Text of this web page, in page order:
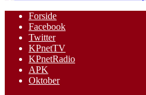
Forside
Facebook
Twitter
KPnetTV
KPnetRadio
APK
Oktober